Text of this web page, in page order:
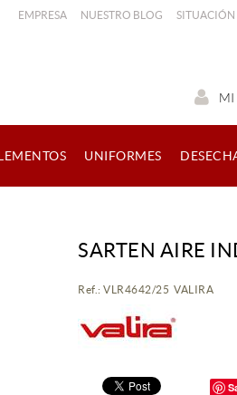
EMPRESA NUESTRO BLOG SITUACIÓN
MI
UNIFORMES
SARTEN AIRE
Ref.: VLR4642/25 VALIRA